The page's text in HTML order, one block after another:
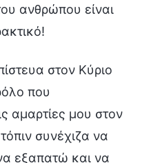
ανθρώπου είναι
στον Κύριο
που
αμαρτίες μου στον
συνέχιζα να
εξαπατώ και να